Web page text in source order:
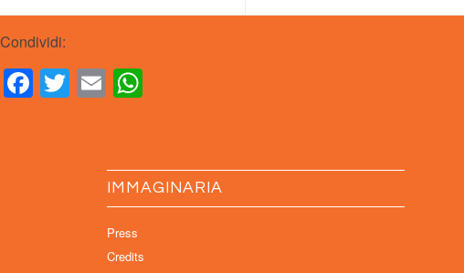
Condividi:
Facebook
Twitter
Email
IMMAGINARIA
Press
Credits